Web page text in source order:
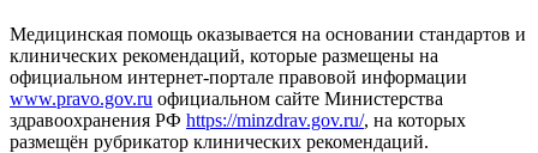
Медицинская помощь оказывается на основании стандартов и
клинических рекомендаций, которые размещены на
официальном интернет-портале правовой информации
www.pravo.gov.ru официальном сайте Министерства
здравоохранения РФ https://minzdrav.gov.ru/, на которых
размещён рубрикатор клинических рекомендаций.